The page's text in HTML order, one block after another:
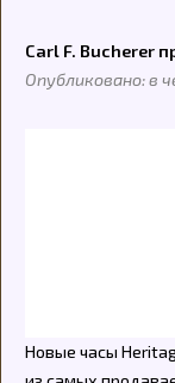
Carl F. Bucherer
Опубликовано: в
Новые часы